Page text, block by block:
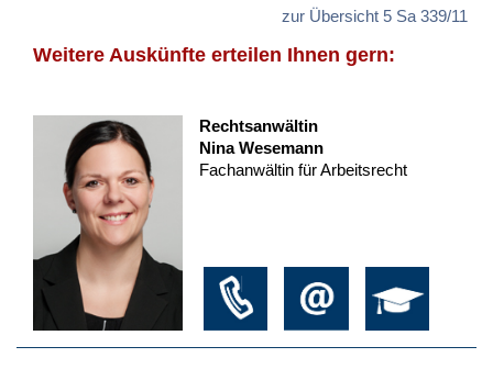
zur Übersicht 5 Sa 339/11
Weitere Auskünfte erteilen Ihnen gern:
Rechtsanwältin
Nina Wesemann
Fachanwältin für Arbeitsrecht